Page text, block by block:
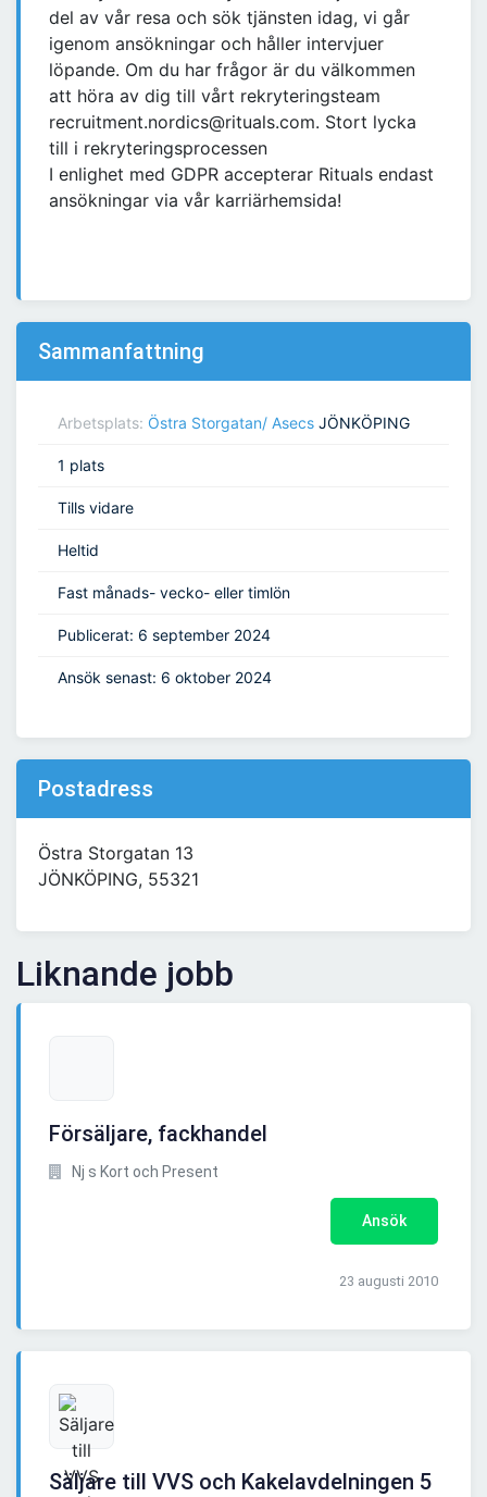
del av vår resa och sök tjänsten idag, vi går
igenom ansökningar och håller intervjuer
löpande. Om du har frågor är du välkommen
att höra av dig till vårt rekryteringsteam
recruitment.nordics@rituals.com. Stort lycka
till i rekryteringsprocessen
I enlighet med GDPR accepterar Rituals endast
ansökningar via vår karriärhemsida!
Sammanfattning
Arbetsplats: Östra Storgatan/ Asecs JÖNKÖPING
1 plats
Tills vidare
Heltid
Fast månads- vecko- eller timlön
Publicerat: 6 september 2024
Ansök senast: 6 oktober 2024
Postadress
Östra Storgatan 13
JÖNKÖPING, 55321
Liknande jobb
Försäljare, fackhandel
Nj s Kort och Present
Ansök
23 augusti 2010
Säljare till VVS och Kakelavdelningen 5